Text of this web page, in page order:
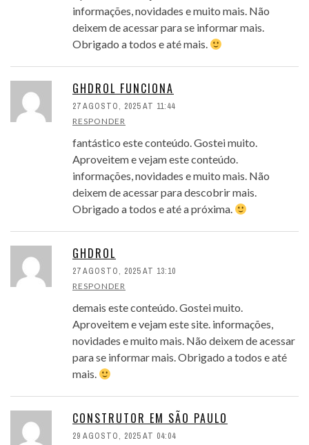
informações, novidades e muito mais. Não
deixem de acessar para se informar mais.
Obrigado a todos e até mais.
GHDROL FUNCIONA
27 AGOSTO, 2025 AT 11:44
RESPONDER
fantástico este conteúdo. Gostei muito.
Aproveitem e vejam este conteúdo.
informações, novidades e muito mais. Não
deixem de acessar para descobrir mais.
Obrigado a todos e até a próxima.
GHDROL
27 AGOSTO, 2025 AT 13:10
RESPONDER
demais este conteúdo. Gostei muito.
Aproveitem e vejam este site. informações,
novidades e muito mais. Não deixem de acessar
para se informar mais. Obrigado a todos e até
mais.
CONSTRUTOR EM SÃO PAULO
29 AGOSTO, 2025 AT 04:04